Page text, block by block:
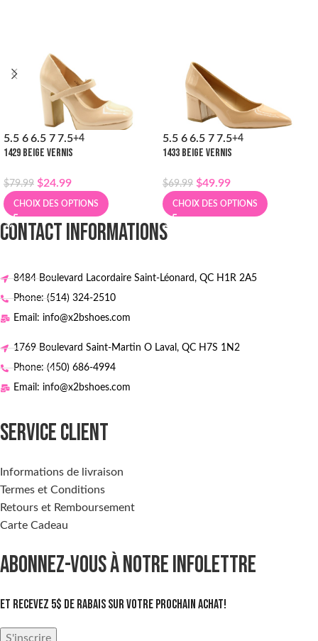
5.5 6 6.5 7 7.5+4
1429 BEIGE VERNIS
$79.99 $24.99
CHOIX DES OPTIONS
5.5 6 6.5 7 7.5+4
1433 BEIGE VERNIS
$69.99 $49.99
CHOIX DES OPTIONS
CONTACT INFORMATIONS
8484 Boulevard Lacordaire Saint-Léonard, QC H1R 2A5
Phone: (514) 324-2510
Email: info@x2bshoes.com
1769 Boulevard Saint-Martin O Laval, QC H7S 1N2
Phone: (450) 686-4994
Email: info@x2bshoes.com
SERVICE CLIENT
Informations de livraison
Termes et Conditions
Retours et Remboursement
Carte Cadeau
ABONNEZ-VOUS À NOTRE INFOLETTRE
Et recevez 5$ de rabais sur votre prochain achat!
S'inscrire